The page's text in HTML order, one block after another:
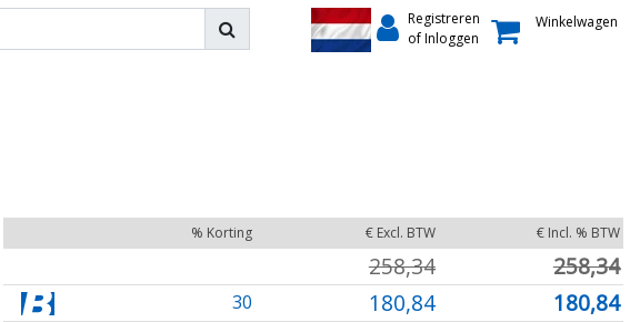
Registreren
of Inloggen
Winkelwagen
% Korting € Excl. BTW € Incl. % BTW
258,34 258,34
30 180,84 180,84